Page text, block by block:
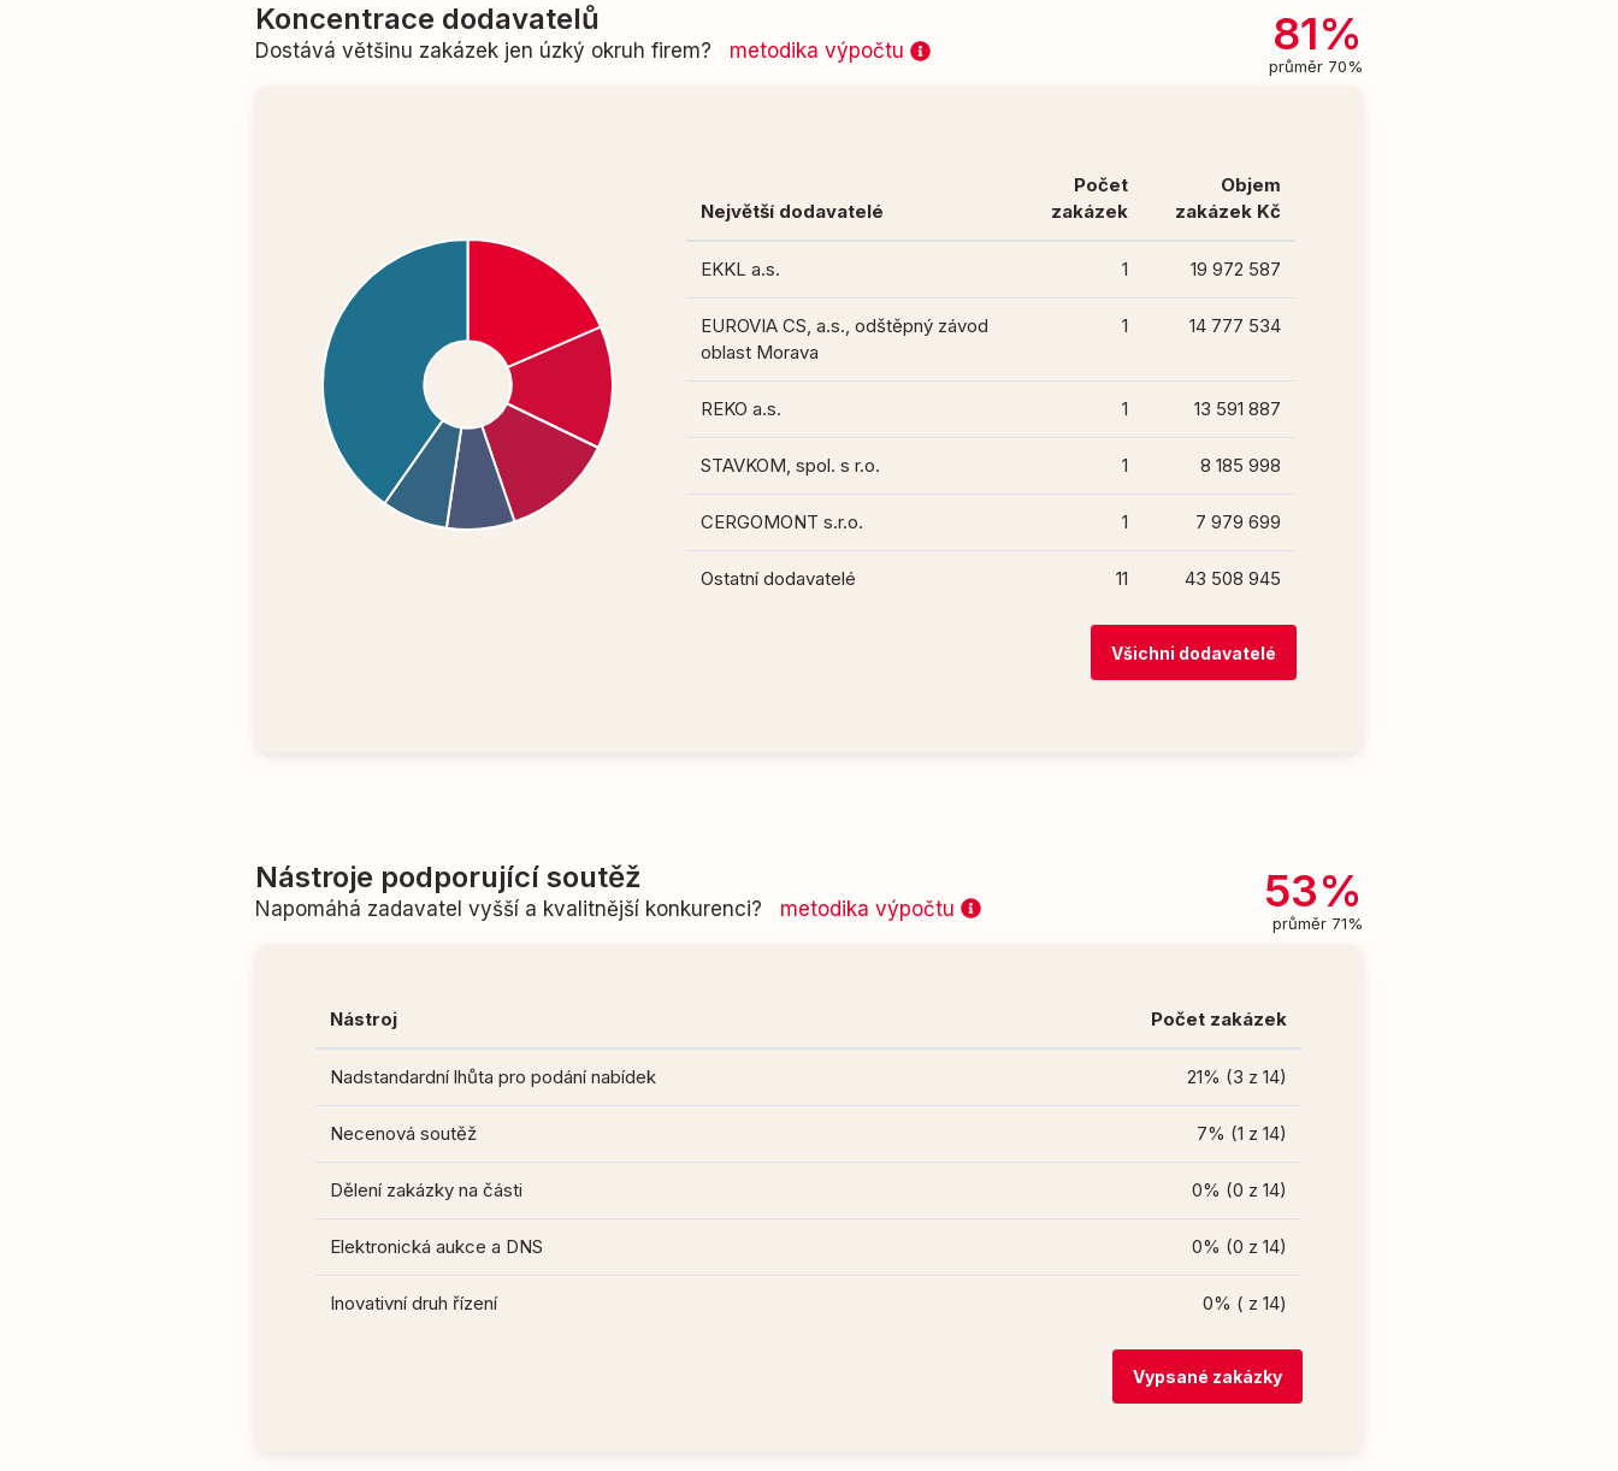
Koncentrace dodavatelů
Dostává většinu zakázek jen úzký okruh firem? metodika výpočtu 81%
průměr 70%
Největší dodavatelé
Počet
zakázek
Objem
zakázek Kč
EKKL a.s. 1 19 972 587
EUROVIA CS, a.s., odštěpný závod
oblast Morava
1 14 777 534
REKO a.s. 1 13 591 887
STAVKOM, spol. s r.o. 1 8 185 998
CERGOMONT s.r.o. 1 7 979 699
Ostatní dodavatelé 11 43 508 945
Všichni dodavatelé
Nástroje podporující soutěž
Napomáhá zadavatel vyšší a kvalitnější konkurenci? metodika výpočtu 53%
průměr 71%
Nástroj Počet zakázek
Nadstandardní lhůta pro podání nabídek 21% (3 z 14)
Necenová soutěž 7% (1 z 14)
Dělení zakázky na části 0% (0 z 14)
Elektronická aukce a DNS 0% (0 z 14)
Inovativní druh řízení 0% ( z 14)
Vypsané zakázky